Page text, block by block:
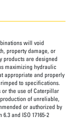
will void
property damage, or
products are designed
maximizing hydraulic
appropriate and properly
to specifications.
or the use of Caterpillar
of unreliable,
or authorized by
and ISO 17165-2